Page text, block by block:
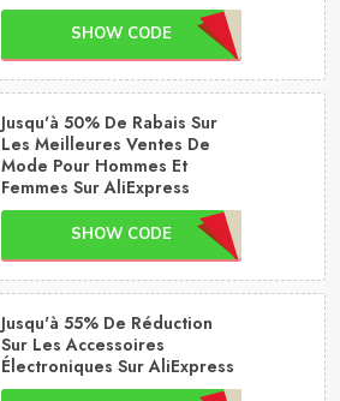
SHOW CODE
Jusqu'à 50% De Rabais Sur
Les Meilleures Ventes De
Mode Pour Hommes Et
Femmes Sur AliExpress
SHOW CODE
Jusqu'à 55% De Réduction
Sur Les Accessoires
Électroniques Sur AliExpress